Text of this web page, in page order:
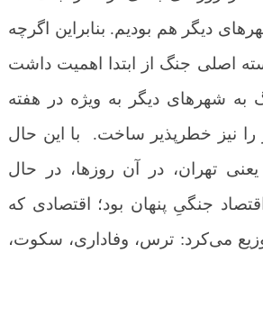
دیگر هم بودیم. بنابراین اگرچه
اصلی جنگ از ابتدا اهمیت داشت
به شهرهای دیگر به ویژه در هفته
نیز خطرپذیر ساخت. با این حال
تهران، در آن روزها، در حال
جنگیِ پنهان بود؛ اقتصادی که
می‌کرد: ترس، وفاداری، سکوت،